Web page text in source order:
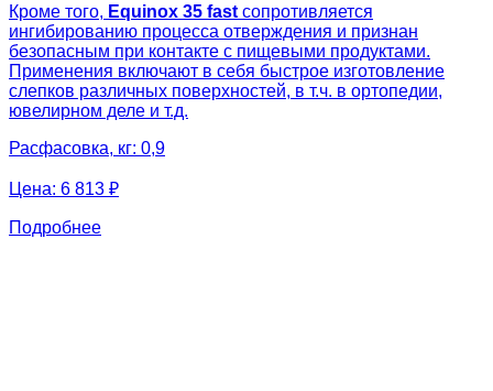
Кроме того, Equinox 35 fast сопротивляется
ингибированию процесса отверждения и признан
безопасным при контакте с пищевыми продуктами.
Применения включают в себя быстрое изготовление
слепков различных поверхностей, в т.ч. в ортопедии,
ювелирном деле и т.д.
Расфасовка, кг: 0,9
Цена: 6 813 ₽
Подробнее